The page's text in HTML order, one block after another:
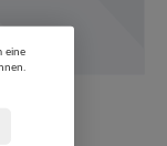
eine